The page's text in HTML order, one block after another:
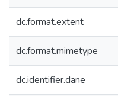
dc.format.extent
dc.format.mimetype
dc.identifier.dane